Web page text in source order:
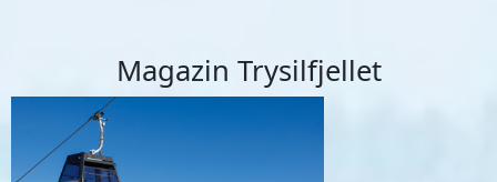
Magazin Trysilfjellet